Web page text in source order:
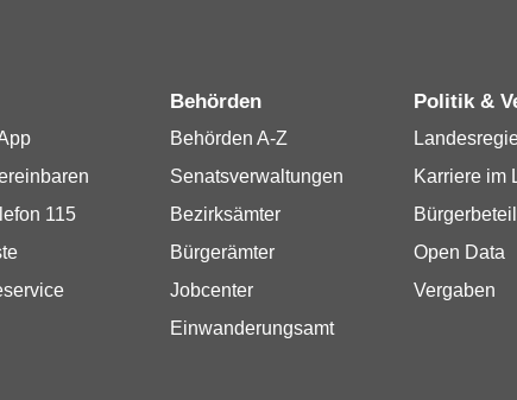
115
Behörden
Behörden A-Z
Senatsverwaltungen
Bezirksämter
Bürgerämter
Jobcenter
Einwanderungsamt
Politik &
Karriere im
Open Data
Vergaben